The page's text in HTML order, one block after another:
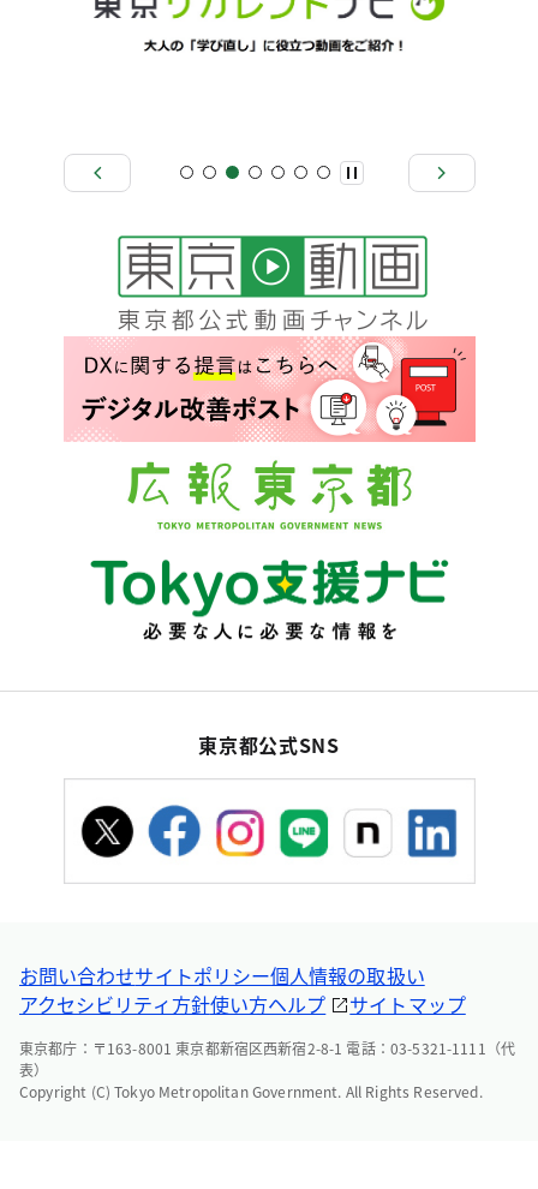
東京都公式SNS
お問い合わせサイトポリシー個人情報の取扱い
アクセシビリティ方針使い方ヘルプ サイトマップ
東京都庁：〒163-8001 東京都新宿区西新宿2-8-1 電話：03-5321-1111（代
表）
Copyright (C) Tokyo Metropolitan Government. All Rights Reserved.